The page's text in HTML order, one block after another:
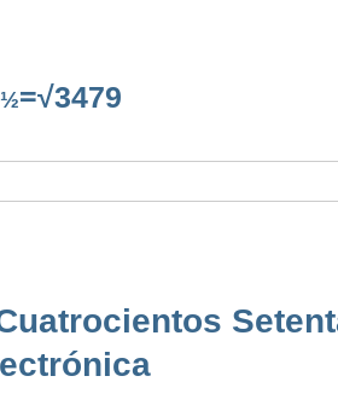
=√3479